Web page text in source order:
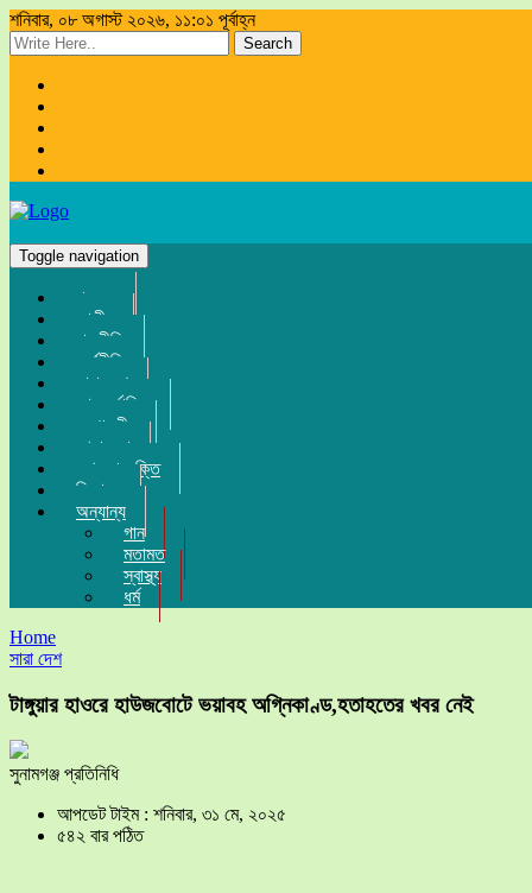
শনিবার, ০৮ অগাস্ট ২০২৬, ১১:০১ পূর্বাহ্ন
Search
Toggle navigation
প্রচ্ছদ
জাতীয়
রাজনীতি
অর্থনীতি
সারা দেশ
আন্তর্জাতিক
সম্পাদকীয়
খেলা-ধুলা
তথ্য-প্রযুক্তি
বিনোদন
অন্যান্য
গান
মতামত
স্বাস্থ্য
ধর্ম
Home
সারা দেশ
টাঙ্গুয়ার হাওরে হাউজবোটে ভয়াবহ অগ্নিকাণ্ড,হতাহতের খবর নেই
সুনামগঞ্জ প্রতিনিধি
আপডেট টাইম : শনিবার, ৩১ মে, ২০২৫
৫৪২ বার পঠিত